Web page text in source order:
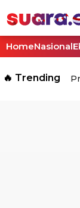
HomeNasional
🔥 Trending